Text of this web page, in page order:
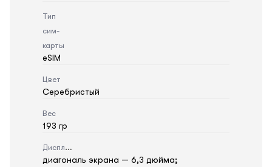
Тип
сим-
карты
eSIM
Цвет
Серебристый
Вес
193 гр
Дисплей
диагональ экрана — 6,3 дюйма;